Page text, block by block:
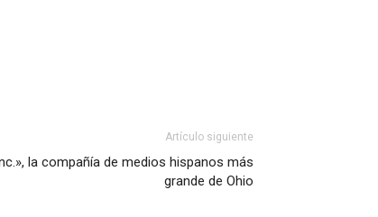
Artículo siguiente
la compañía de medios hispanos más
grande de Ohio